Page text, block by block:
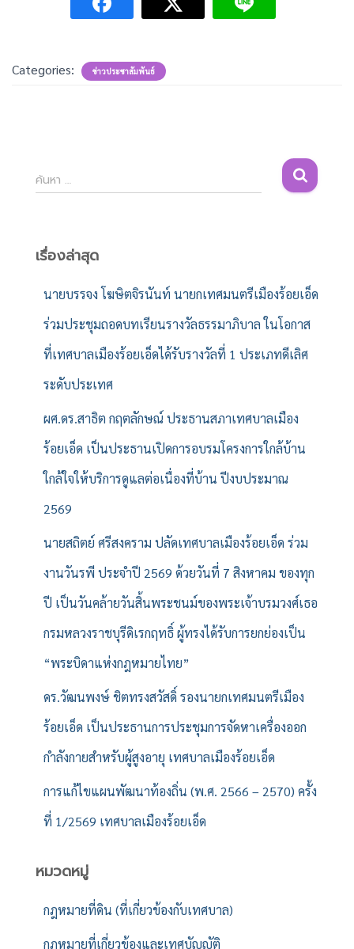
Categories: ข่าวประชาสัมพันธ์
ค้
น
สำ
ค้นหา …
เรื่องล่าสุด
นายบรรจง โฆษิตจิรนันท์ นายกเทศมนตรีเมืองร้อยเอ็ด
ร่วมประชุมถอดบทเรียนรางวัลธรรมาภิบาล ในโอกาส
ที่เทศบาลเมืองร้อยเอ็ดได้รับรางวัลที่ 1 ประเภทดีเลิศ
ระดับประเทศ
ผศ.ดร.สาธิต กฤตลักษณ์ ประธานสภาเทศบาลเมือง
ร้อยเอ็ด เป็นประธานเปิดการอบรมโครงการใกล้บ้าน
ใกล้ใจให้บริการดูแลต่อเนื่องที่บ้าน ปีงบประมาณ
2569
นายสถิตย์ ศรีสงคราม ปลัดเทศบาลเมืองร้อยเอ็ด ร่วม
งานวันรพี ประจำปี 2569 ด้วยวันที่ 7 สิงหาคม ของทุก
ปี เป็นวันคล้ายวันสิ้นพระชนม์ของพระเจ้าบรมวงศ์เธอ
กรมหลวงราชบุรีดิเรกฤทธิ์ ผู้ทรงได้รับการยกย่องเป็น
“พระบิดาแห่งกฎหมายไทย”
ดร.วัฒนพงษ์ ชิตทรงสวัสดิ์ รองนายกเทศมนตรีเมือง
ร้อยเอ็ด เป็นประธานการประชุมการจัดหาเครื่องออก
กำลังกายสำหรับผู้สูงอายุ เทศบาลเมืองร้อยเอ็ด
การแก้ไขแผนพัฒนาท้องถิ่น (พ.ศ. 2566 – 2570) ครั้ง
ที่ 1/2569 เทศบาลเมืองร้อยเอ็ด
หมวดหมู่
กฎหมายที่ดิน (ที่เกี่ยวข้องกับเทศบาล)
กฎหมายที่เกี่ยวข้องและเทศบัญญัติ